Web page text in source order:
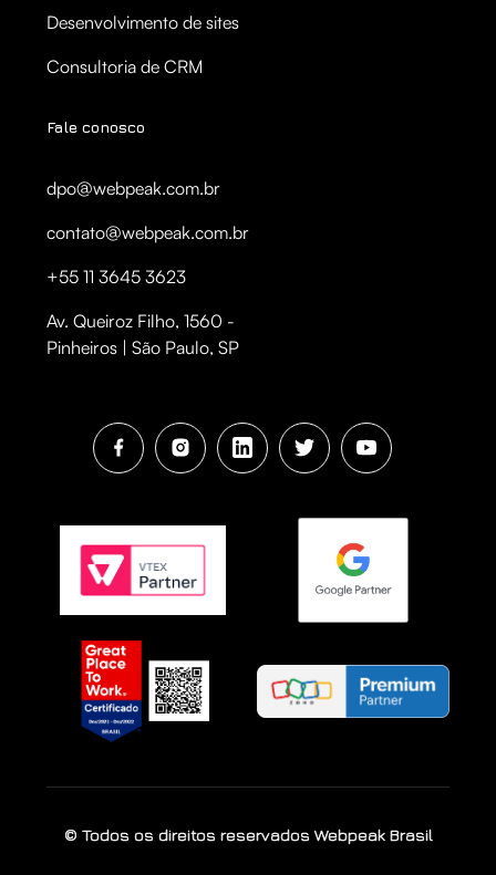
Desenvolvimento de sites
Consultoria de CRM
Fale conosco
dpo@webpeak.com.br
contato@webpeak.com.br
+55 11 3645 3623
Av. Queiroz Filho, 1560 -
Pinheiros | São Paulo, SP
© Todos os direitos reservados Webpeak Brasil